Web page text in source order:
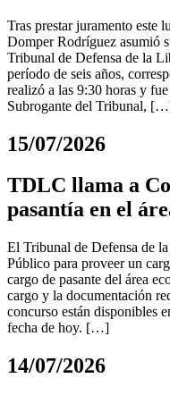
Tras prestar juramento este
Domper Rodríguez asumió
Tribunal de Defensa de la
período de seis años,
realizó a las 9:30 horas y
Subrogante del Tribunal,
15/07/2026
TDLC llama a
pasantía en el
El Tribunal de Defensa de
Público para proveer un
cargo de pasante del área
cargo y la documentación
concurso están disponibles
fecha de hoy. […]
14/07/2026